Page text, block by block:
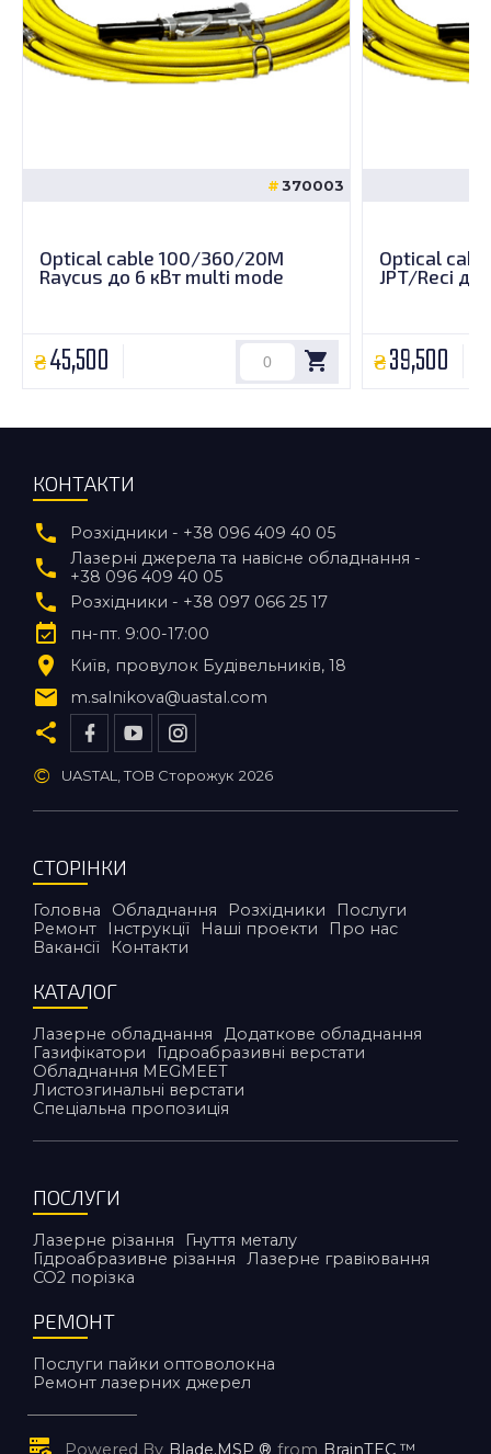
370003
Optical cable 100/360/20M
Raycus до 6 кВт multi mode
45,500
Optical
JPT/Reci до
39,500
КОНТАКТИ
Розхідники - +38 096 409 40 05
Лазерні джерела та навісне обладнання -
+38 096 409 40 05
Розхідники - +38 097 066 25 17
пн-пт. 9:00-17:00
Київ
провулок Будівельників, 18
m.salnikova@uastal.com
© UASTAL, ТОВ Сторожук 2026
СТОРІНКИ
Головна Обладнання Розхідники
Послуги
Ремонт
Інструкції Наші проекти
Про нас
Вакансії
Контакти
КАТАЛОГ
Лазерне обладнання
Додаткове обладнання
Газифікатори
Гідроабразивні верстати
Обладнання MEGMEET
Листозгинальні верстати
Спеціальна пропозиція
ПОСЛУГИ
Лазерне різання
Гнуття металу
Гідроабразивне різання
Лазерне гравіювання
CO2 порiзка
РЕМОНТ
Послуги пайки оптоволокна
Ремонт лазерних джерел
Powered By Blade.MSP ® from BrainTEC ™